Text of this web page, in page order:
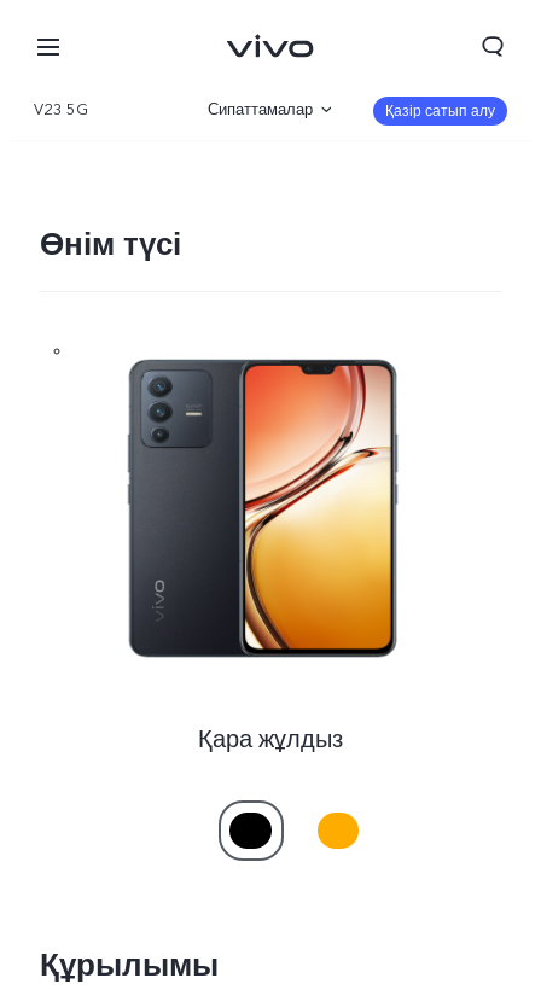
Казахстан(kk) | Елді/аймақты таңдаңыз
V23 5G Сипаттамалар Қазір сатып алу
Өнім түсі
Қара жұлдыз
Құрылымы